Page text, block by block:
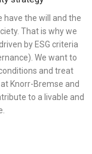
have the will and the
That is why we
by ESG criteria
We want to
and treat
Knorr-Bremse and
to a livable and